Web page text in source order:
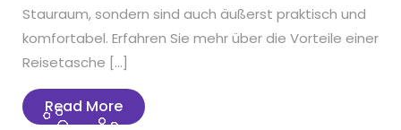
Stauraum, sondern sind auch äußerst praktisch und
komfortabel. Erfahren Sie mehr über die Vorteile einer
Reisetasche […]
Read MoreRead